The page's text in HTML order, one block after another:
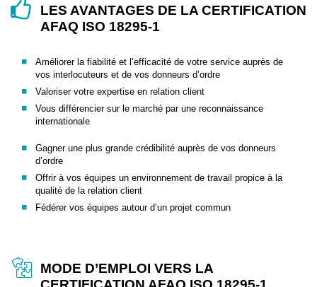
LES AVANTAGES DE LA CERTIFICATION
AFAQ ISO 18295-1
Améliorer la fiabilité et l’efficacité de votre service auprès de
vos interlocuteurs et de vos donneurs d’ordre
Valoriser votre expertise en relation client
Vous différencier sur le marché par une reconnaissance
internationale
Gagner une plus grande crédibilité auprès de vos donneurs
d’ordre
Offrir à vos équipes un environnement de travail propice à la
qualité de la relation client
Fédérer vos équipes autour d’un projet commun
MODE D’EMPLOI VERS LA